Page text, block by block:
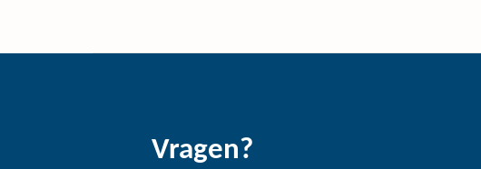
Vragen?